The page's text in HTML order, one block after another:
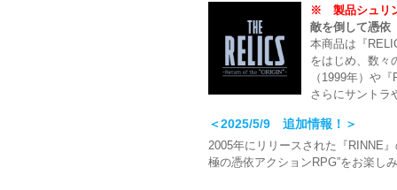
※ 製品シュリン
敵を倒して憑依
本商品は『
をはじめ、数々
（1999年）や
さらにサントラ
＜2025/5/9 追加情報！＞
2005年にリリースされた『RINNE
極の憑依アクションRPG”をお楽し